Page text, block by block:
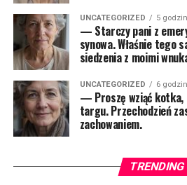
UNCATEGORIZED 5
— Starczy pani z
synowa. Właśnie tego
siedzenia z moimi
UNCATEGORIZED 6
— Proszę wziąć
targu. Przechodzień
zachowaniem.
TRENDING